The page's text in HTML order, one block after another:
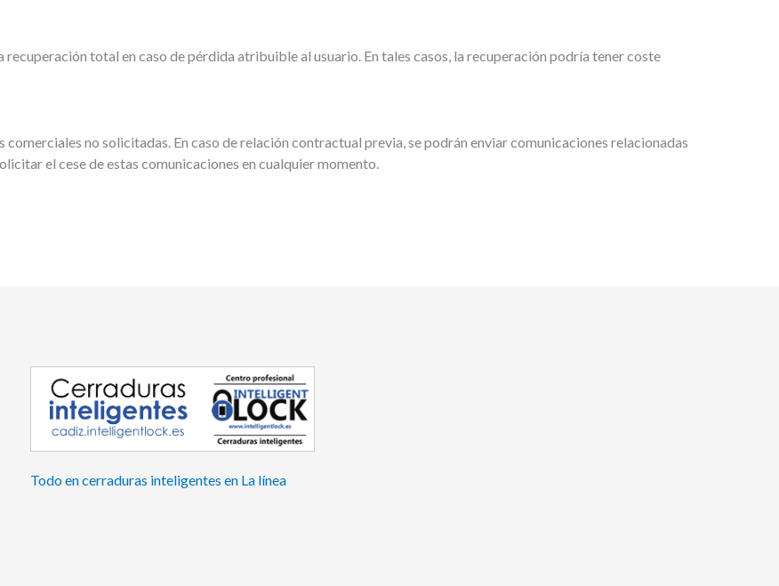
recuperación total en caso de pérdida atribuible al usuario. En tales casos, la recuperación podría tener coste
comerciales no solicitadas. En caso de relación contractual previa, se podrán enviar comunicaciones relacionadas
el cese de estas comunicaciones en cualquier momento.
Todo en cerraduras inteligentes en La línea